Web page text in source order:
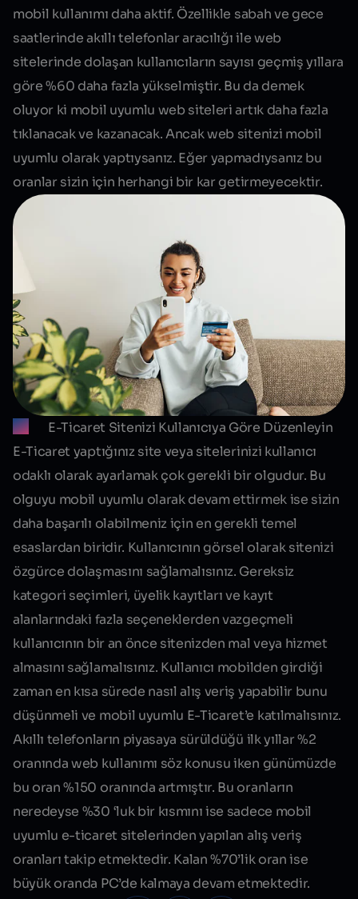
mobil kullanımı daha aktif. Özellikle sabah ve gece
saatlerinde akıllı telefonlar aracılığı ile web
sitelerinde dolaşan kullanıcıların sayısı geçmiş yıllara
göre %60 daha fazla yükselmiştir. Bu da demek
oluyor ki mobil uyumlu web siteleri artık daha fazla
tıklanacak ve kazanacak. Ancak web sitenizi mobil
uyumlu olarak yaptıysanız. Eğer yapmadıysanız bu
oranlar sizin için herhangi bir kar getirmeyecektir.
E-Ticaret Sitenizi Kullanıcıya Göre Düzenleyin
E-Ticaret yaptığınız site veya sitelerinizi kullanıcı
odaklı olarak ayarlamak çok gerekli bir olgudur. Bu
olguyu mobil uyumlu olarak devam ettirmek ise sizin
daha başarılı olabilmeniz için en gerekli temel
esaslardan biridir. Kullanıcının görsel olarak sitenizi
özgürce dolaşmasını sağlamalısınız. Gereksiz
kategori seçimleri, üyelik kayıtları ve kayıt
alanlarındaki fazla seçeneklerden vazgeçmeli
kullanıcının bir an önce sitenizden mal veya hizmet
almasını sağlamalısınız. Kullanıcı mobilden girdiği
zaman en kısa sürede nasıl alış veriş yapabilir bunu
düşünmeli ve mobil uyumlu E-Ticaret’e katılmalısınız.
Akıllı telefonların piyasaya sürüldüğü ilk yıllar %2
oranında web kullanımı söz konusu iken günümüzde
bu oran %150 oranında artmıştır. Bu oranların
neredeyse %30 ‘luk bir kısmını ise sadece mobil
uyumlu e-ticaret sitelerinden yapılan alış veriş
oranları takip etmektedir. Kalan %70’lik oran ise
büyük oranda PC’de kalmaya devam etmektedir.